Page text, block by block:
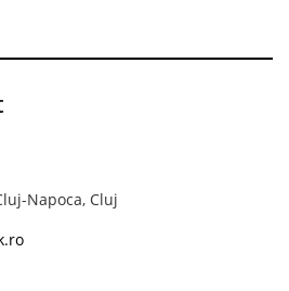
Napoca, Cluj